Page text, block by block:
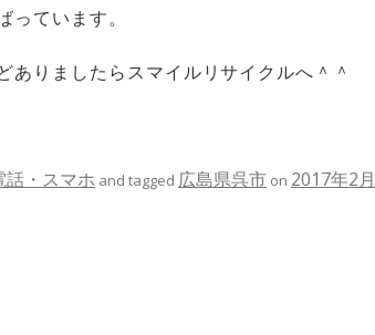
ています。
りましたらスマイルリサイクルへ＾＾
話・スマホ and tagged 広島県呉市 on 2017年2月